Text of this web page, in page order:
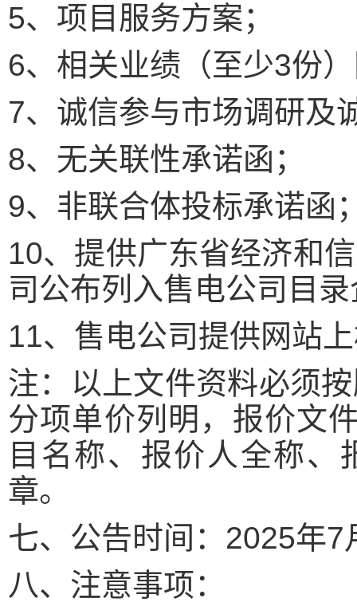
5、项目服务方案；
6、相关业绩（至少3份
7、诚信参与市场调研及
8、无关联性承诺函；
9、非联合体投标承诺函
10、提供广东省经济和
司公布列入售电公司目
11、售电公司提供网站
注：以上文件资料必须
分项单价列明，报价文
目名称、报价人全称、
章。
七、公告时间：2025年
八、注意事项：